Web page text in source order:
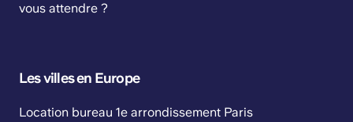
vous attendre ?
Les villes en Europe
Location bureau 1e arrondissement Paris